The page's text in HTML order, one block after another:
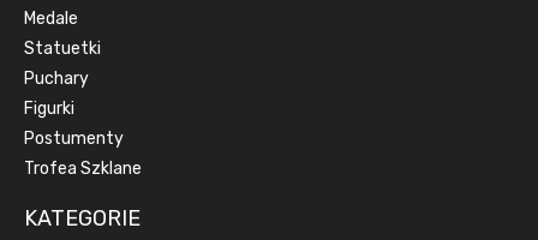
Medale
Statuetki
Puchary
Figurki
Postumenty
Trofea Szklane
KATEGORIE